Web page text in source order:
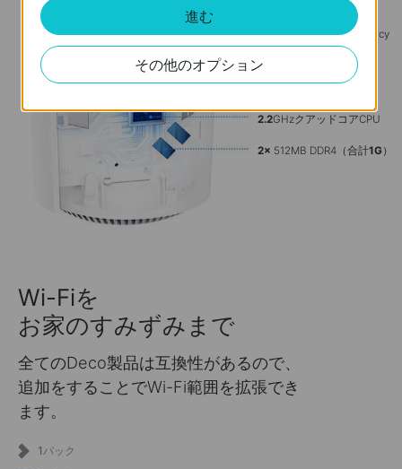
4×RFIC（Radio Frequency
Integrated Circuit）
4×
2.2GHzクアッドコアCPU
2× 512MB DDR4（合計1G）
Wi-Fiを
お家のすみずみまで
全てのDeco製品は互換性があるので、
追加をすることでWi-Fi範囲を拡張でき
ます。
1パック
進む
その他のオプション